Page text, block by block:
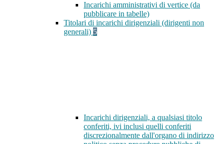
Incarichi amministrativi di vertice (da
pubblicare in tabelle)
Titolari di incarichi dirigenziali (dirigenti non
generali) 5
Incarichi dirigenziali, a qualsiasi titolo
conferiti, ivi inclusi quelli conferiti
discrezionalmente dall'organo di indirizzo